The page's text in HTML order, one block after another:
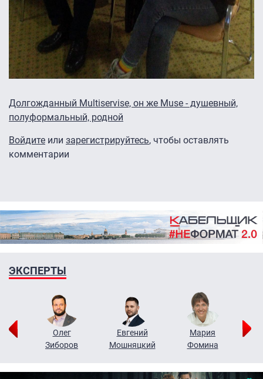
Долгожданный Multiservise, он же Muse - душевный,
полуформальный, родной
Войдите или зарегистрируйтесь, чтобы оставлять
комментарии
ЭКСПЕРТЫ
Олег
Зиборов
Евгений
Мошняцкий
Мария
Фомина